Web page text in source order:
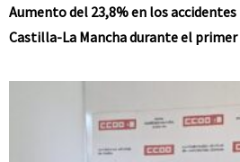
Aumento del 23,8% en los
Castilla-La Mancha durante el